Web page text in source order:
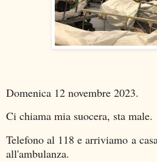
Domenica 12 novembre 2023.
Ci chiama mia suocera, sta male.
Telefono al 118 e arriviamo a
all'ambulanza.